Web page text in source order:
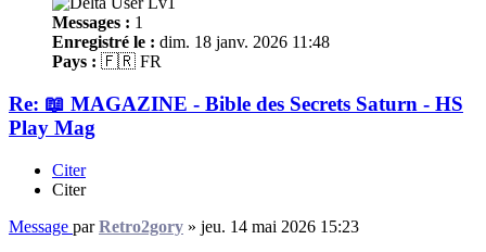
Messages : 1
Enregistré le : dim. 18 janv. 2026 11:48
Pays : 🇫🇷 FR
Re: 📖 MAGAZINE - Bible des Secrets Saturn - HS
Play Mag
Citer
Citer
Message parRetro2gory » jeu. 14 mai 2026 15:23